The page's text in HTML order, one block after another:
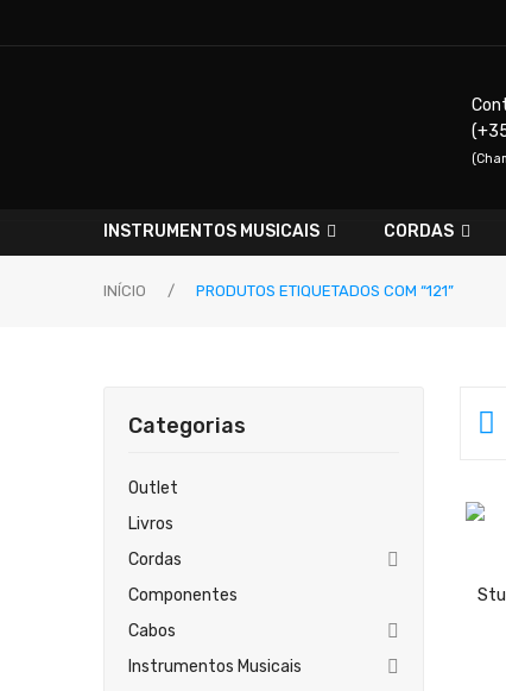
INSTRUMENTOS MUSICAIS CORDAS
INÍCIO / PRODUTOS ETIQUETADOS COM “121”
Categorias
Outlet
Livros
Cordas
Componentes
Cabos
Instrumentos Musicais